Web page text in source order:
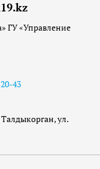
ГУ «Управление
43
Талдыкорган, ул.